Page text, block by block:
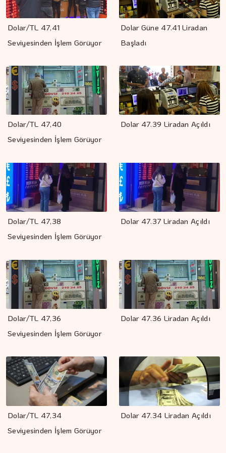
Dolar/TL 47,41
Seviyesinden İşlem Görüyor
Dolar Güne 47.41 Liradan
Başladı
Dolar/TL 47,40
Seviyesinden İşlem Görüyor
Dolar 47.39 Liradan Açıldı
Dolar/TL 47,38
Seviyesinden İşlem Görüyor
Dolar 47.37 Liradan Açıldı
Dolar/TL 47,36
Seviyesinden İşlem Görüyor
Dolar 47.36 Liradan Açıldı
Dolar/TL 47,34
Seviyesinden İşlem Görüyor
Dolar 47.34 Liradan Açıldı